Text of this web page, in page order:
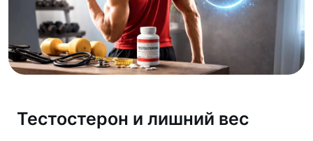
Тестостерон и лишний вес